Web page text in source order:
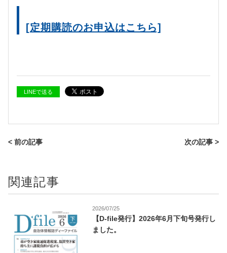
[定期購読のお申込はこちら]
LINEで送る
< 前の記事 次の記事 >
関連記事
2026/07/25
【D-file発行】2026年6月下旬号発行し
ました。